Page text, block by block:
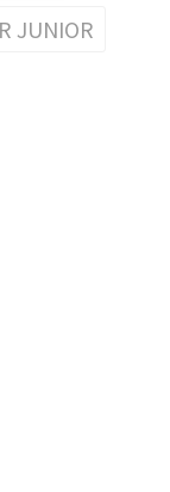
JUNIOR